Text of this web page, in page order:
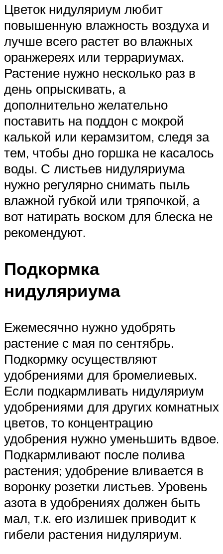
Цветок нидуляриум любит
повышенную влажность воздуха и
лучше всего растет во влажных
оранжереях или террариумах.
Растение нужно несколько раз в
день опрыскивать, а
дополнительно желательно
поставить на поддон с мокрой
калькой или керамзитом, следя за
тем, чтобы дно горшка не касалось
воды. С листьев нидуляриума
нужно регулярно снимать пыль
влажной губкой или тряпочкой, а
вот натирать воском для блеска не
рекомендуют.
Подкормка
нидуляриума
Ежемесячно нужно удобрять
растение с мая по сентябрь.
Подкормку осуществляют
удобрениями для бромелиевых.
Если подкармливать нидуляриум
удобрениями для других комнатных
цветов, то концентрацию
удобрения нужно уменьшить вдвое.
Подкармливают после полива
растения; удобрение вливается в
воронку розетки листьев. Уровень
азота в удобрениях должен быть
мал, т.к. его излишек приводит к
гибели растения нидуляриум.